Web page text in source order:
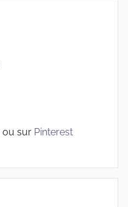
ou sur Pinterest